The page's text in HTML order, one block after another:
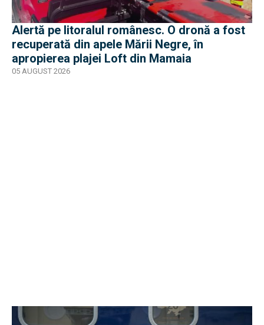
Alertă pe litoralul românesc. O dronă a fost
recuperată din apele Mării Negre, în
apropierea plajei Loft din Mamaia
05 AUGUST 2026